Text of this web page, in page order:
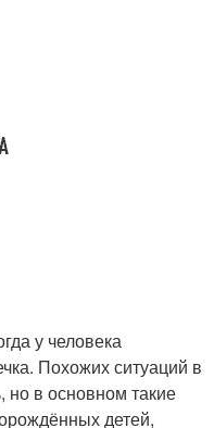
у человека
Похожих ситуаций в
в основном такие
детей,